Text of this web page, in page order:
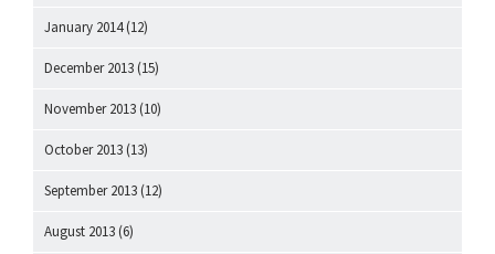
January 2014(12)
December 2013 (15)
November 2013 (10)
October 2013 (13)
September 2013 (12)
August 2013 (6)